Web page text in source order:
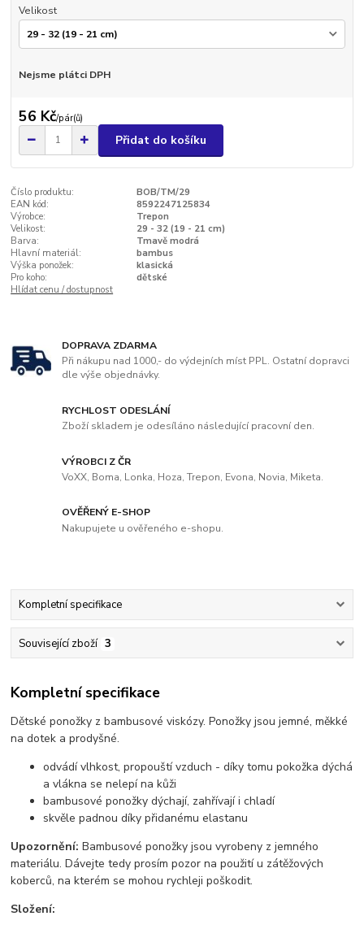
Velikost
Nejsme plátci DPH
56 Kč/pár(ů)
Přidat do košíku
Číslo produktu:
BOB/TM/29
EAN kód:
8592247125834
Výrobce:
Trepon
Velikost:
29 - 32 (19 - 21 cm)
Barva:
Tmavě modrá
Hlavní materiál:
bambus
Výška ponožek:
klasická
Pro koho:
dětské
Hlídat cenu / dostupnost
DOPRAVA ZDARMA
Při nákupu nad 1000,- do výdejních míst PPL. Ostatní dopravci
dle výše objednávky.
RYCHLOST ODESLÁNÍ
Zboží skladem je odesíláno následující pracovní den.
VÝROBCI Z ČR
VoXX, Boma, Lonka, Hoza, Trepon, Evona, Novia, Miketa.
OVĚŘENÝ E-SHOP
Nakupujete u ověřeného e-shopu.
Kompletní specifikace
Související zboží 3
Kompletní specifikace
Dětské ponožky z bambusové viskózy. Ponožky jsou jemné, měkké
na dotek a prodyšné.
odvádí vlhkost, propouští vzduch - díky tomu pokožka dýchá
a vlákna se nelepí na kůži
bambusové ponožky dýchají, zahřívají i chladí
skvěle padnou díky přidanému elastanu
Upozornění:Bambusové ponožky jsou vyrobeny z jemného
materiálu. Dávejte tedy prosím pozor na použití u zátěžových
koberců, na kterém se mohou rychleji poškodit.
Složení: